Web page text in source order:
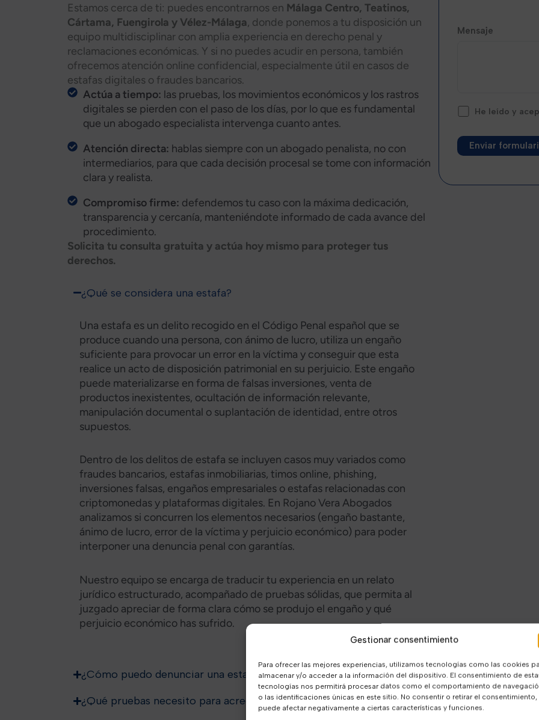
Gestionar consentimiento
Para ofrecer las mejores experiencias, utilizamos tecnologías como las cookies
almacenar y/o acceder a la información del dispositivo. El consentimiento de
tecnologías nos permitirá procesar datos como el comportamiento de
o las identificaciones únicas en este sitio. No consentir o retirar el consentimiento,
puede afectar negativamente a ciertas características y funciones.
Estamos cerca de ti: puedes encontrarnos en Málaga Centro, Teatinos,
Cártama, Fuengirola y Vélez-Málaga, donde ponemos a tu disposición un
equipo multidisciplinar con amplia experiencia en derecho penal y
reclamaciones económicas. Y si no puedes acudir en persona, también
ofrecemos atención online confidencial, especialmente útil en casos de
estafas digitales o fraudes bancarios.​
Actúa a tiempo: las pruebas, los movimientos económicos y los rastros
digitales se pierden con el paso de los días, por lo que es fundamental
que un abogado especialista intervenga cuanto antes.​
Atención directa: hablas siempre con un abogado penalista, no con
intermediarios, para que cada decisión procesal se tome con información
clara y realista.​
Compromiso firme: defendemos tu caso con la máxima dedicación,
transparencia y cercanía, manteniéndote informado de cada avance del
procedimiento.​
Solicita tu consulta gratuita y actúa hoy mismo para proteger tus
derechos.​
¿Qué se considera una estafa?
Una estafa es un delito recogido en el Código Penal español que se
produce cuando una persona, con ánimo de lucro, utiliza un engaño
suficiente para provocar un error en la víctima y conseguir que esta
realice un acto de disposición patrimonial en su perjuicio. Este engaño
puede materializarse en forma de falsas inversiones, venta de
productos inexistentes, ocultación de información relevante,
manipulación documental o suplantación de identidad, entre otros
supuestos.​
Dentro de los delitos de estafa se incluyen casos muy variados como
fraudes bancarios, estafas inmobiliarias, timos online, phishing,
inversiones falsas, engaños empresariales o estafas relacionadas con
criptomonedas y plataformas digitales. En Rojano Vera Abogados
analizamos si concurren los elementos necesarios (engaño bastante,
ánimo de lucro, error de la víctima y perjuicio económico) para poder
interponer una denuncia penal con garantías.​
Nuestro equipo se encarga de traducir tu experiencia en un relato
jurídico estructurado, acompañado de pruebas sólidas, que permita al
juzgado apreciar de forma clara cómo se produjo el engaño y qué
perjuicio económico has sufrido.​
¿Cómo puedo denunciar una estafa en Málaga?
¿Qué pruebas necesito para acreditar una estafa?
Mensaje
He leído y